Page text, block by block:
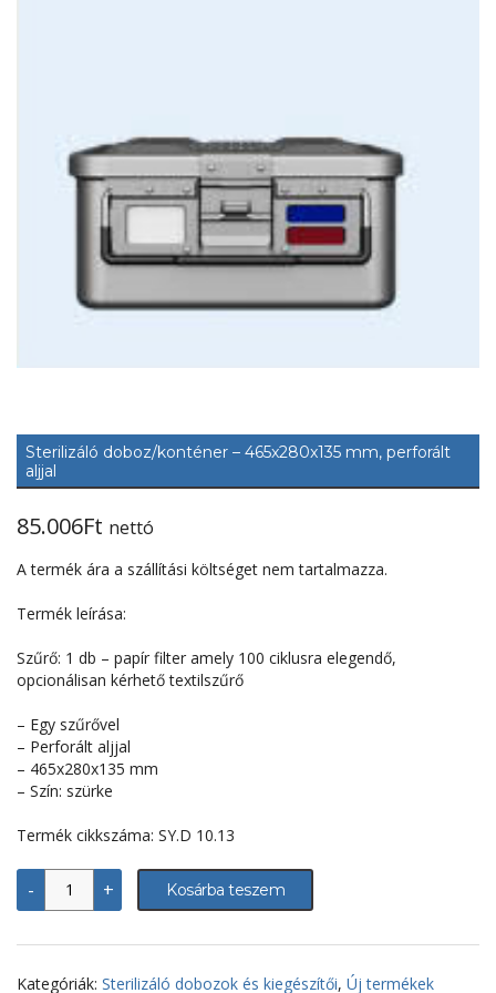
Sterilizáló doboz/konténer – 465x280x135 mm, perforált
aljjal
85.006Ft nettó
A termék ára a szállítási költséget nem tartalmazza.
Termék leírása:
Szűrő: 1 db – papír filter amely 100 ciklusra elegendő,
opcionálisan kérhető textilszűrő
– Egy szűrővel
– Perforált aljjal
– 465x280x135 mm
– Szín: szürke
Termék cikkszáma: SY.D 10.13
-
Sterilizáló
doboz/konténer
–
mm,
+ Kosárba teszem
Kategóriák: Sterilizáló dobozok és kiegészítői, Új termékek